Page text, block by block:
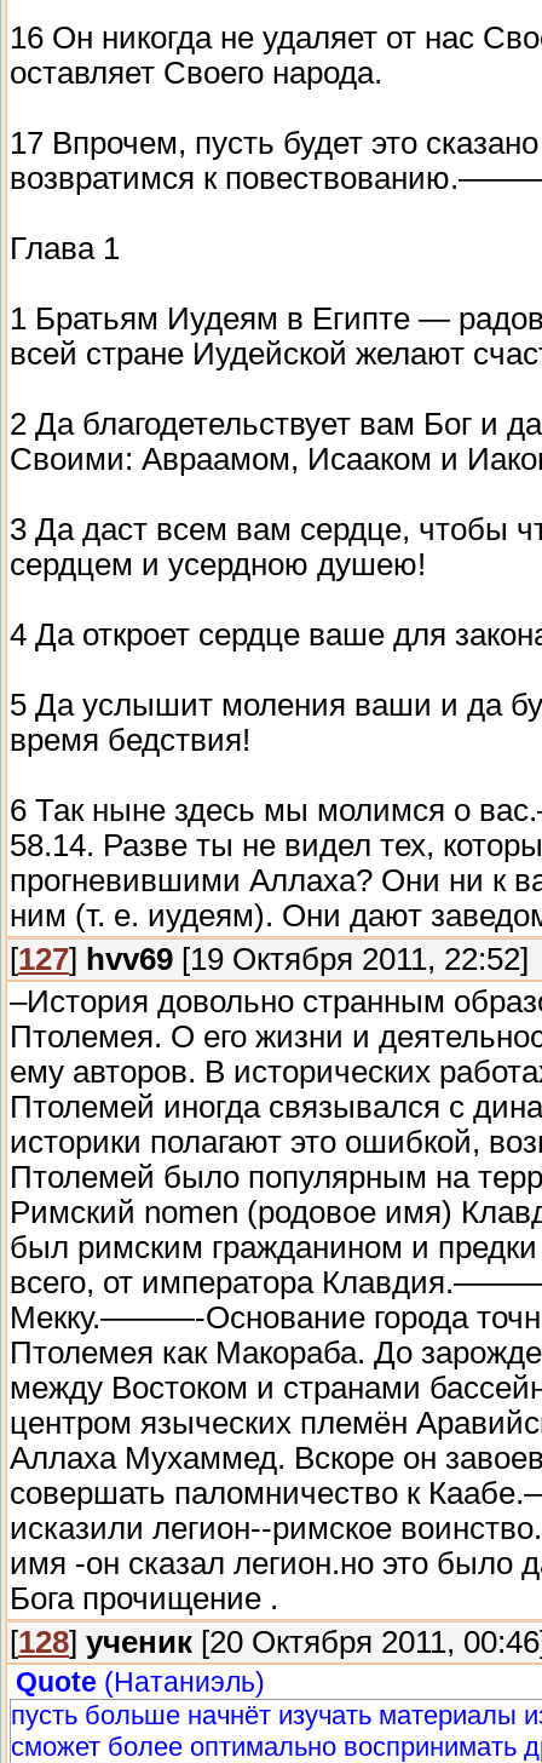
16 Он никогда не удаляет от нас
оставляет Своего народа.
17 Впрочем, пусть будет это
возвратимся к
Глава 1
1 Братьям Иудеям в Египте —
всей стране Иудейской желают
2 Да благодетельствует вам Бог и
Своими: Авраамом, Исааком и
3 Да даст всем вам сердце, чтобы
сердцем и усердною душею!
4 Да откроет сердце ваше для
5 Да услышит моления ваши и да
время бедствия!
6 Так ныне здесь мы
58.14. Разве ты не видел тех,
прогневившими Аллаха? Они ни к
ним (т. е. иудеям). Они дают
[127] hvv69 [19 Октября 2011, 22:52]
–История довольно странным
Птолемея. О его жизни и
ему авторов. В исторических
Птолемей иногда связывался с
историки полагают это ошибкой,
Птолемей было популярным на
Римский nomen (родовое имя)
был римским гражданином и предки
всего, от императора
Мекку.———-Основание города
Птолемея как Макораба. До
между Востоком и странами
центром языческих племён
Аллаха Мухаммед. Вскоре он
совершать паломничество к
исказили легион--римское
имя -он сказал легион.но это было
Бога прочищение .
[128] ученик [20 Октября 2011,
Quote (Натаниэль)
пусть больше начнёт изучать материалы
сможет более оптимально воспринимать